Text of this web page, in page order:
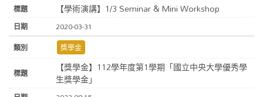
【學術演講】1/3 Seminar & Mini Workshop
2020-03-31
獎學金
【獎學金】112學年度第1學期「國立中央大學優秀學
生獎學金」